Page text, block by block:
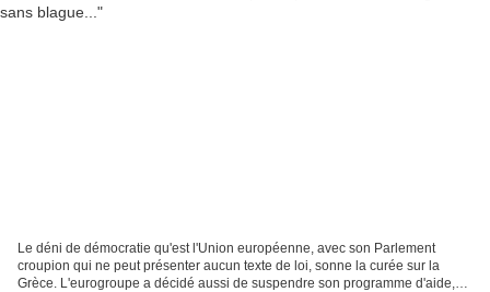
Le déni de démocratie qu'est l'Union européenne, avec son Parlement
croupion qui ne peut présenter aucun texte de loi, sonne la curée sur la
Grèce. L'eurogroupe a décidé aussi de suspendre son programme d'aide,